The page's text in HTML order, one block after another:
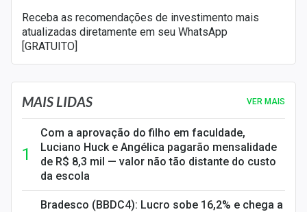
Receba as recomendações de investimento mais
atualizadas diretamente em seu WhatsApp
[GRATUITO]
MAIS LIDAS VER MAIS
Com a aprovação do filho em faculdade,
Luciano Huck e Angélica pagarão mensalidade
de R$ 8,3 mil — valor não tão distante do custo
da escola
Bradesco (BBDC4): Lucro sobe 16,2% e chega a